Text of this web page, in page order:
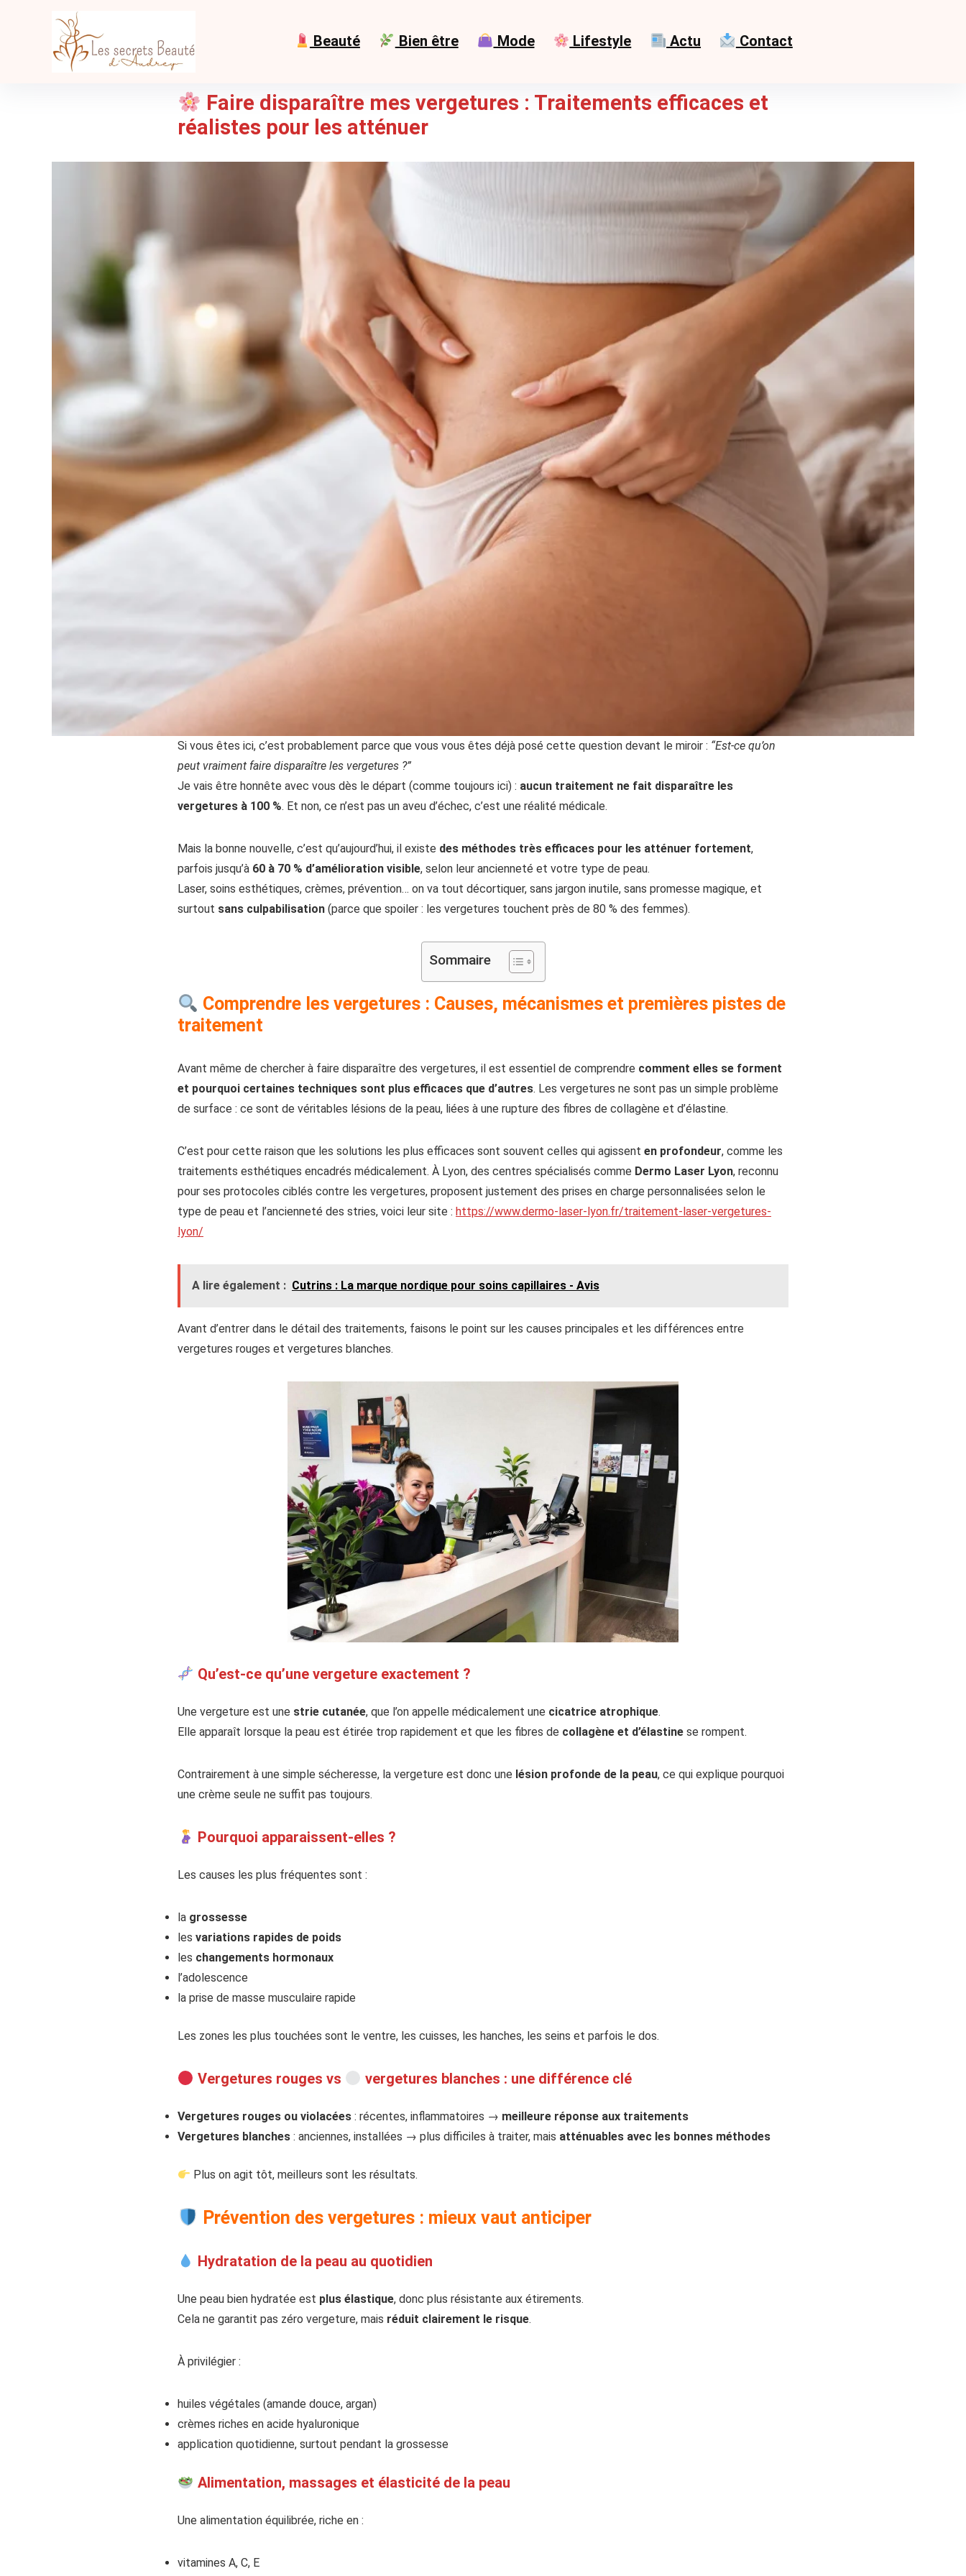
Beauté Bien être Mode Lifestyle Actu Contact
Faire disparaître mes vergetures : Traitements efficaces et
réalistes pour les atténuer
Si vous êtes ici, c’est probablement parce que vous vous êtes déjà posé cette question devant le miroir : “Est-ce qu’on
peut vraiment faire disparaître les vergetures ?”
Je vais être honnête avec vous dès le départ (comme toujours ici) : aucun traitement ne fait disparaître les
vergetures à 100 %. Et non, ce n’est pas un aveu d’échec, c’est une réalité médicale.
Mais la bonne nouvelle, c’est qu’aujourd’hui, il existe des méthodes très efficaces pour les atténuer fortement,
parfois jusqu’à 60 à 70 % d’amélioration visible, selon leur ancienneté et votre type de peau.
Laser, soins esthétiques, crèmes, prévention… on va tout décortiquer, sans jargon inutile, sans promesse magique, et
surtout sans culpabilisation (parce que spoiler : les vergetures touchent près de 80 % des femmes).
Sommaire
Comprendre les vergetures : Causes, mécanismes et premières pistes de
traitement
Avant même de chercher à faire disparaître des vergetures, il est essentiel de comprendre comment elles se forment
et pourquoi certaines techniques sont plus efficaces que d’autres. Les vergetures ne sont pas un simple problème
de surface : ce sont de véritables lésions de la peau, liées à une rupture des fibres de collagène et d’élastine.
C’est pour cette raison que les solutions les plus efficaces sont souvent celles qui agissent en profondeur, comme les
traitements esthétiques encadrés médicalement. À Lyon, des centres spécialisés comme Dermo Laser Lyon, reconnu
pour ses protocoles ciblés contre les vergetures, proposent justement des prises en charge personnalisées selon le
type de peau et l’ancienneté des stries, voici leur site : https://www.dermo-laser-lyon.fr/traitement-laser-vergetures-
lyon/
A lire également : Cutrins : La marque nordique pour soins capillaires - Avis
Avant d’entrer dans le détail des traitements, faisons le point sur les causes principales et les différences entre
vergetures rouges et vergetures blanches.
Qu’est-ce qu’une vergeture exactement ?
Une vergeture est une strie cutanée, que l’on appelle médicalement une cicatrice atrophique.
Elle apparaît lorsque la peau est étirée trop rapidement et que les fibres de collagène et d’élastine se rompent.
Contrairement à une simple sécheresse, la vergeture est donc une lésion profonde de la peau, ce qui explique pourquoi
une crème seule ne suffit pas toujours.
Pourquoi apparaissent-elles ?
Les causes les plus fréquentes sont :
la grossesse
les variations rapides de poids
les changements hormonaux
l’adolescence
la prise de masse musculaire rapide
Les zones les plus touchées sont le ventre, les cuisses, les hanches, les seins et parfois le dos.
Vergetures rouges vs vergetures blanches : une différence clé
Vergetures rouges ou violacées : récentes, inflammatoires → meilleure réponse aux traitements
Vergetures blanches : anciennes, installées → plus difficiles à traiter, mais atténuables avec les bonnes méthodes
Plus on agit tôt, meilleurs sont les résultats.
Prévention des vergetures : mieux vaut anticiper
Hydratation de la peau au quotidien
Une peau bien hydratée est plus élastique, donc plus résistante aux étirements.
Cela ne garantit pas zéro vergeture, mais réduit clairement le risque.
À privilégier :
huiles végétales (amande douce, argan)
crèmes riches en acide hyaluronique
application quotidienne, surtout pendant la grossesse
Alimentation, massages et élasticité de la peau
Une alimentation équilibrée, riche en :
vitamines A, C, E